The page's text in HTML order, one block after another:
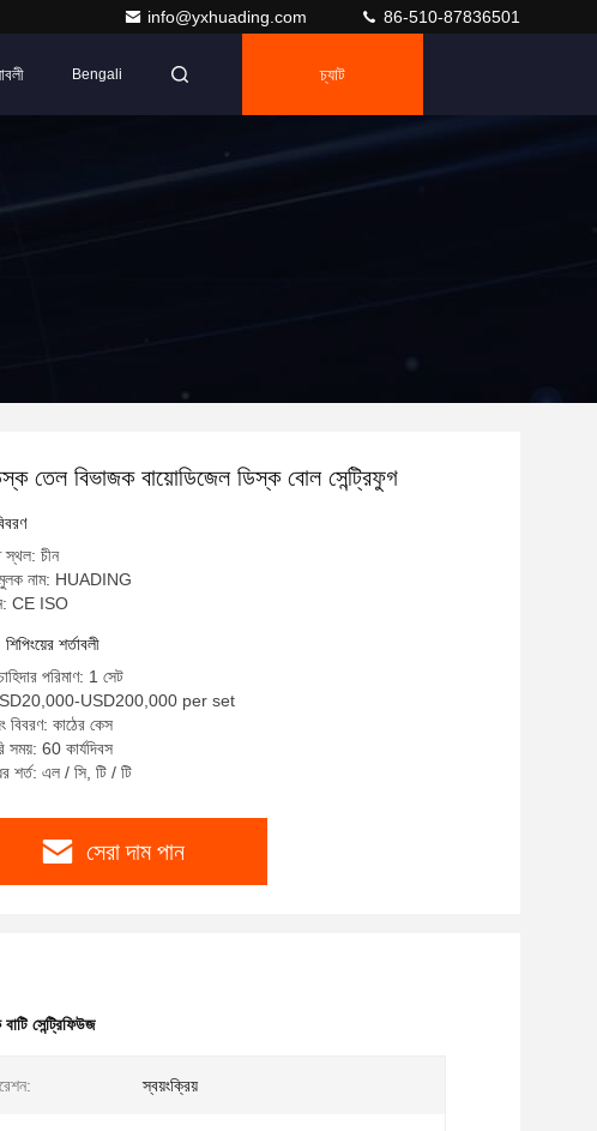
info@yxhuading.com 86-510-87836501
Bengali চ্যাট
তেল বিভাজক বায়োডিজেল ডিস্ক বোল সেন্ট্রিফুগ
স্থল: চীন
নাম: HUADING
CE ISO
শর্তাবলী
পরিমাণ: 1 সেট
USD200,000 per set
বিবরণ: কাঠের কেস
সময়: 60 কার্যদিবস
শর্ত: এল / সি, টি / টি
সেরা দাম পান
সেন্ট্রিফিউজ
স্বয়ংক্রিয়